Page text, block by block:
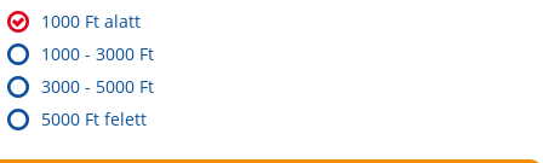
1000 Ft alatt
1000 - 3000 Ft
3000 - 5000 Ft
5000 Ft felett